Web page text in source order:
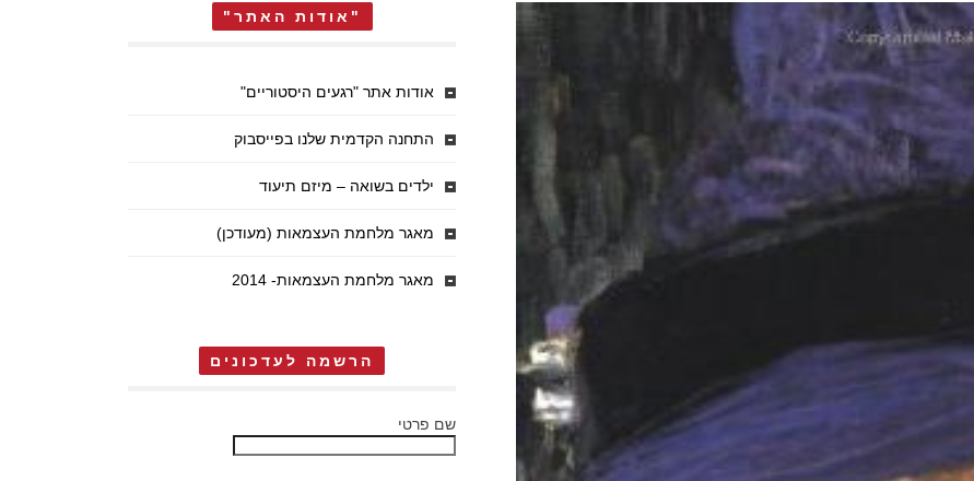
"אודות האתר"
אודות אתר "רגעים היסטוריים"
התחנה הקדמית שלנו בפייסבוק
ילדים בשואה – מיזם תיעוד
מאגר מלחמת העצמאות (מעודכן)
מאגר מלחמת העצמאות- 2014
הרשמה לעדכונים
שם פרטי